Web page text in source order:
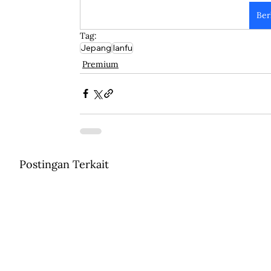
Tag:
JepangIanfu
Premium
Postingan Terkait